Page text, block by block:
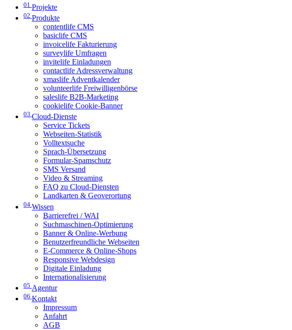
01 Projekte
02 Produkte
contentlife CMS
basiclife CMS
invoicelife Fakturierung
surveylife Umfragen
invitelife Einladungen
contactlife Adressverwaltung
xmaslife Adventkalender
volunteerlife Freiwilligenbörse
saleslife B2B-Marketing
cookielife Cookie-Banner
03 Cloud-Dienste
Service Tickets
Webseiten-Statistik
Volltextsuche
Sprach-Übersetzung
Formular-Spamschutz
SMS Versand
Video & Streaming
FAQ zu Cloud-Diensten
Landkarten & Geoverortung
04 Wissen
Barrierefrei / WAI
Suchmaschinen-Optimierung
Banner & Online-Werbung
Benutzerfreundliche Webseiten
E-Commerce & Online-Shops
Responsive Webdesign
Digitale Einladung
Internationalisierung
05 Agentur
06 Kontakt
Impressum
Anfahrt
AGB